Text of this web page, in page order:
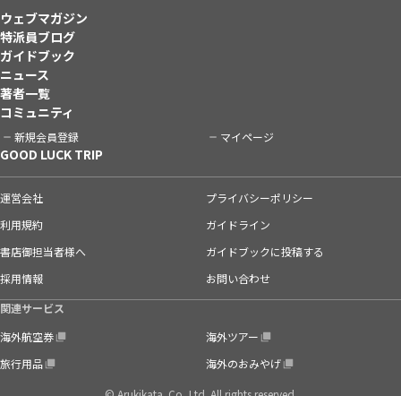
ウェブマガジン
特派員ブログ
ガイドブック
ニュース
著者一覧
コミュニティ
新規会員登録 マイページ
GOOD LUCK TRIP
運営会社
プライバシーポリシー
利用規約
ガイドライン
書店御担当者様へ
ガイドブックに投稿する
採用情報
お問い合わせ
関連サービス
海外航空券
海外ツアー
旅行用品
海外のおみやげ